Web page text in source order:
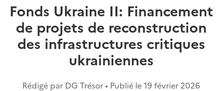
Fonds Ukraine II: Financement
de projets de reconstruction
des infrastructures critiques
ukrainiennes
Rédigé par DG Trésor • Publié le19 février 2026